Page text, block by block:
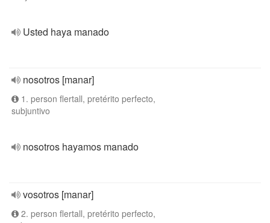
Usted haya manado
nosotros [manar]
1. person flertall, pretérito perfecto,
subjuntivo
nosotros hayamos manado
vosotros [manar]
2. person flertall, pretérito perfecto,